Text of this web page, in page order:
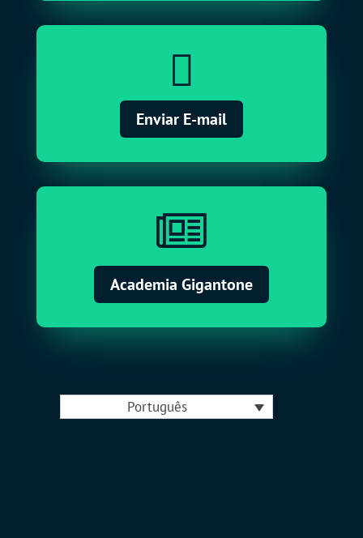

Enviar E-mail

Academia Gigantone
Português